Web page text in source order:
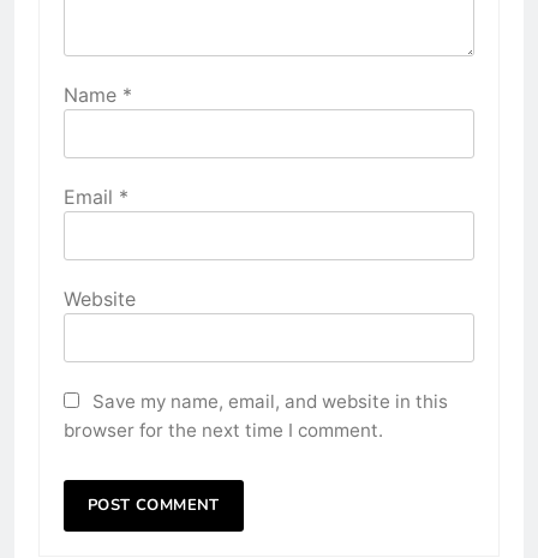
Name *
Email *
Website
Save my name, email, and website in this
browser for the next time I comment.